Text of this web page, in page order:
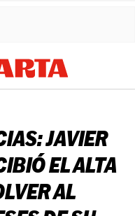
JAVIER
EL ALTA
AL